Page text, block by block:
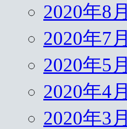
2020年8月
2020年7月
2020年5月
2020年4月
2020年3月